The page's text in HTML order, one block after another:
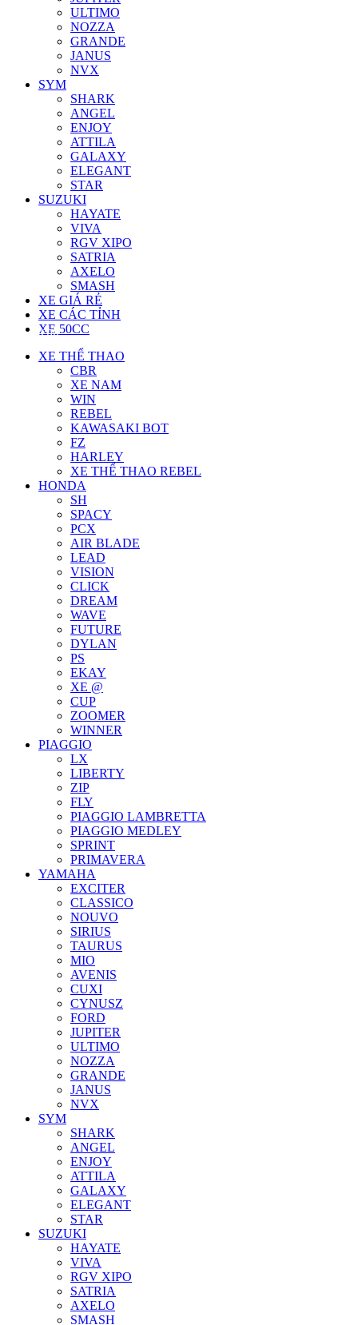
ULTIMO
NOZZA
GRANDE
JANUS
NVX
SYM
SHARK
ANGEL
ENJOY
ATTILA
GALAXY
ELEGANT
STAR
SUZUKI
HAYATE
VIVA
RGV XIPO
SATRIA
AXELO
SMASH
XE GIÁ RẺ
XE CÁC TỈNH
XE 50CC
Menu
XE THỂ THAO
CBR
XE NAM
WIN
REBEL
KAWASAKI BOT
FZ
HARLEY
XE THỂ THAO REBEL
HONDA
SH
SPACY
PCX
AIR BLADE
LEAD
VISION
CLICK
DREAM
WAVE
FUTURE
DYLAN
PS
EKAY
XE @
CUP
ZOOMER
WINNER
PIAGGIO
LX
LIBERTY
ZIP
FLY
PIAGGIO LAMBRETTA
PIAGGIO MEDLEY
SPRINT
PRIMAVERA
YAMAHA
EXCITER
CLASSICO
NOUVO
SIRIUS
TAURUS
MIO
AVENIS
CUXI
CYNUSZ
FORD
JUPITER
ULTIMO
NOZZA
GRANDE
JANUS
NVX
SYM
SHARK
ANGEL
ENJOY
ATTILA
GALAXY
ELEGANT
STAR
SUZUKI
HAYATE
VIVA
RGV XIPO
SATRIA
AXELO
SMASH